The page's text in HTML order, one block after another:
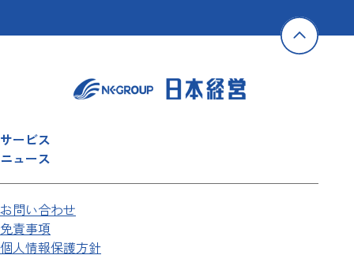
サービス
ニュース
お問い合わせ
免責事項
個人情報保護方針